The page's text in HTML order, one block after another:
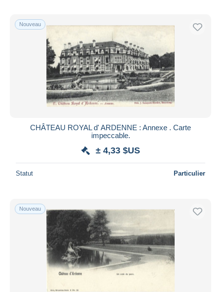
Nouveau
CHÂTEAU ROYAL d' ARDENNE : Annexe . Carte
impeccable.
± 4,33 $US
Statut Particulier
Nouveau